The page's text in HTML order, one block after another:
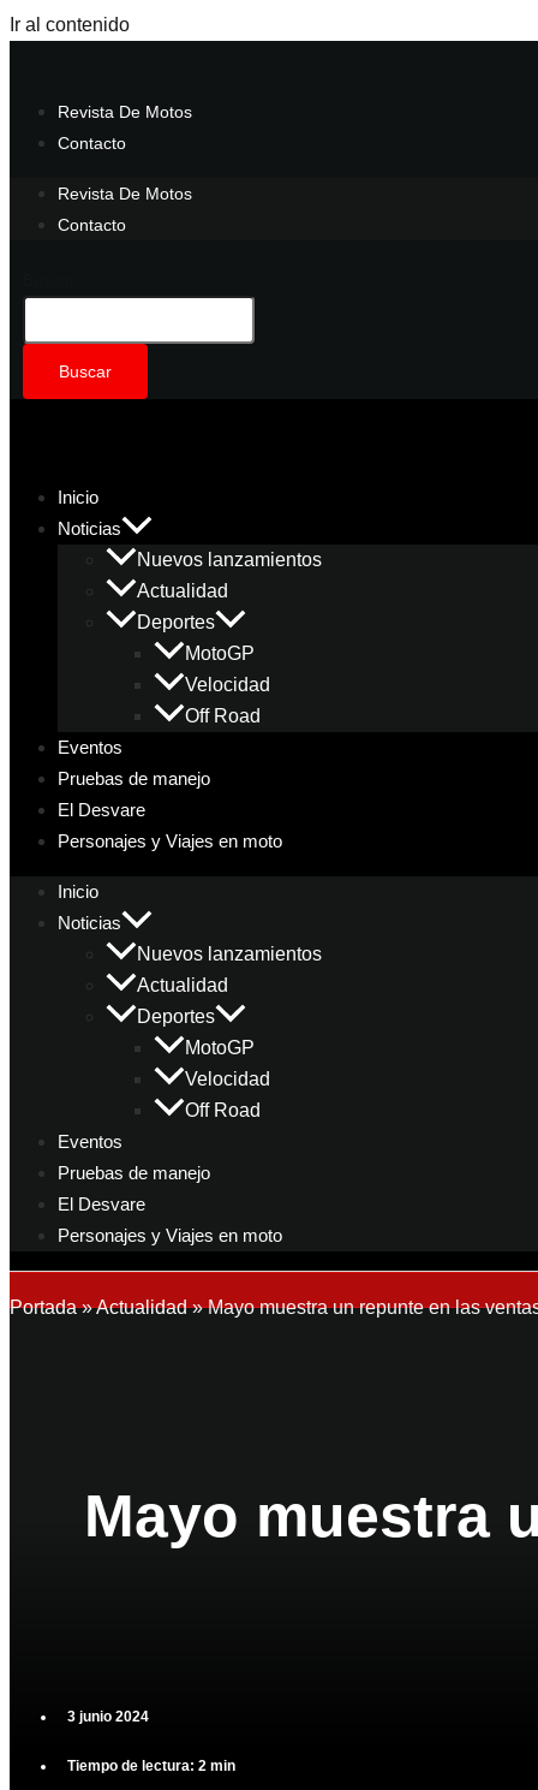
Ir al contenido
Revista De Motos
Contacto
Revista De Motos
Contacto
Buscar
Inicio
Noticias
Nuevos lanzamientos
Actualidad
Deportes
MotoGP
Velocidad
Off Road
Eventos
Pruebas de manejo
El Desvare
Personajes y Viajes en moto
Inicio
Noticias
Nuevos lanzamientos
Actualidad
Deportes
MotoGP
Velocidad
Off Road
Eventos
Pruebas de manejo
El Desvare
Personajes y Viajes en moto
Portada»Actualidad»Mayo muestra un repunte en las
Mayo muestra
3 junio 2024
Tiempo de lectura: 2 min